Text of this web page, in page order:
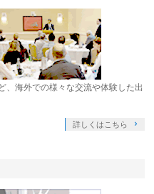
、海外での様々な交流や体験した出
詳しくはこちら